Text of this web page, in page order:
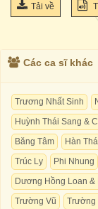
Tải về
Các ca sĩ khác
Trương Nhất Sinh
Huỳnh Thái Sang &
Băng Tâm
Hàn
Trúc Ly
Phi Nhung
Dương Hồng Loan &
Trường Vũ
Trường